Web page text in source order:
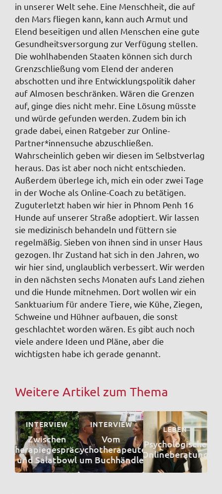
in unserer Welt sehe. Eine Menschheit, die auf
den Mars fliegen kann, kann auch Armut und
Elend beseitigen und allen Menschen eine gute
Gesundheitsversorgung zur Verfügung stellen.
Die wohlhabenden Staaten können sich durch
Grenzschließung vom Elend der anderen
abschotten und ihre Entwicklungspolitik daher
auf Almosen beschränken. Wären die Grenzen
auf, ginge dies nicht mehr. Eine Lösung müsste
und würde gefunden werden. Zudem bin ich
grade dabei, einen Ratgeber zur Online-
Partner*innensuche abzuschließen.
Wahrscheinlich geben wir diesen im Selbstverlag
heraus. Das ist aber noch nicht entschieden.
Außerdem überlege ich, mich ein oder zwei Tage
in der Woche als Online-Coach zu betätigen.
Zuguterletzt haben wir hier in Phnom Penh 16
Hunde auf unserer Straße adoptiert. Wir lassen
sie medizinisch behandeln und füttern sie
regelmäßig. Sieben von ihnen sind in unser Haus
gezogen. Ihr Zustand hat sich in den Jahren, wo
wir hier sind, unglaublich verbessert. Wir werden
in den nächsten sechs Monaten aufs Land ziehen
und die Hunde mitnehmen. Dort wollen wir ein
Sanktuarium für andere Tiere, wie Kühe, Ziegen,
Schweine und Hühner aufbauen, die sonst
geschlachtet worden wären. Es gibt auch noch
viele andere Ideen und Pläne, aber die
wichtigsten habe ich gerade genannt.
Weitere Artikel zum Thema
INTERVIEW
Zwischen
Therapiegespräch
und Salatbowl
INTERVIEW
Vom
Psychotherapeuten
zum Buchhändler
LEBEN
Psychologische
Onlineberatung